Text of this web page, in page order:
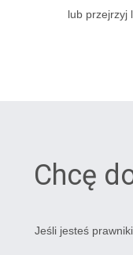
lub przejrzyj
Chcę
Jeśli jesteś